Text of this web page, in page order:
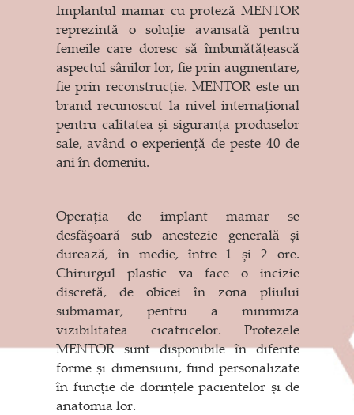
Implantul mamar cu proteză MENTOR
reprezintă o soluție avansată pentru
femeile care doresc să îmbunătățească
aspectul sânilor lor, fie prin augmentare,
fie prin reconstrucție. MENTOR este un
brand recunoscut la nivel internațional
pentru calitatea și siguranța produselor
sale, având o experiență de peste 40 de
ani în domeniu.
Operația de implant mamar se
desfășoară sub anestezie generală și
durează, în medie, între 1 și 2 ore.
Chirurgul plastic va face o incizie
discretă, de obicei în zona pliului
submamar, pentru a minimiza
vizibilitatea cicatricelor. Protezele
MENTOR sunt disponibile în diferite
forme și dimensiuni, fiind personalizate
în funcție de dorințele pacientelor și de
anatomia lor.